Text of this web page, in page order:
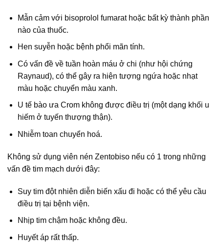
Mẫn cảm với bisoprolol fumarat hoặc bất kỳ thành phần
nào của thuốc.
Hen suyễn hoặc bệnh phổi mãn tính.
Có vấn đề về tuần hoàn máu ở chi (như hội chứng
Raynaud), có thể gây ra hiện tượng ngứa hoặc nhạt
màu hoặc chuyển màu xanh.
U tế bào ưa Crom không được điều trị (một dạng khối u
hiếm ở tuyến thượng thận).
Nhiễm toan chuyển hoá.
Không sử dụng viên nén Zentobiso nếu có 1 trong những
vấn đề tim mạch dưới đây:
Suy tim đột nhiên diễn biến xấu đi hoặc có thể yêu cầu
điều trị tại bệnh viện.
Nhịp tim chậm hoặc không đều.
Huyết áp rất thấp.